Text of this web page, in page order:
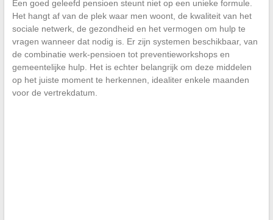
Een goed geleefd pensioen steunt niet op een unieke formule.
Het hangt af van de plek waar men woont, de kwaliteit van het
sociale netwerk, de gezondheid en het vermogen om hulp te
vragen wanneer dat nodig is. Er zijn systemen beschikbaar, van
de combinatie werk-pensioen tot preventieworkshops en
gemeentelijke hulp. Het is echter belangrijk om deze middelen
op het juiste moment te herkennen, idealiter enkele maanden
voor de vertrekdatum.